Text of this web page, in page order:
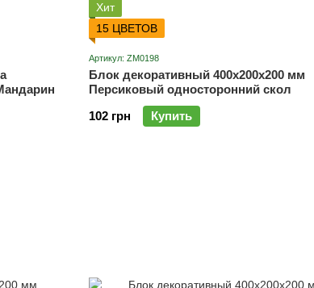
Хит
15 ЦВЕТОВ
Артикул: ZM0198
Блок декоративный 400х200х200 мм
Персиковый односторонний скол
102 грн
Купить